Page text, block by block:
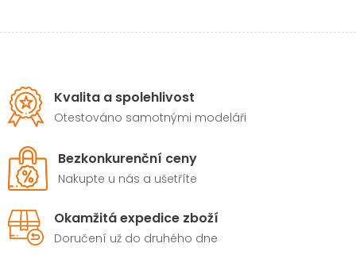
Kvalita a spolehlivost
Otestováno samotnými modeláři
Bezkonkurenční ceny
Nakupte u nás a ušetříte
Okamžitá expedice zboží
Doručení už do druhého dne